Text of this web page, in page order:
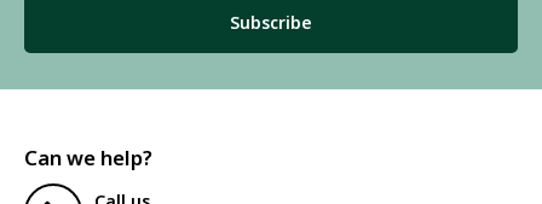
Subscribe
Can we help?